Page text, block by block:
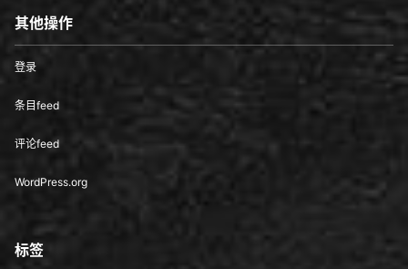
其他操作
登录
条目feed
评论feed
WordPress.org
标签